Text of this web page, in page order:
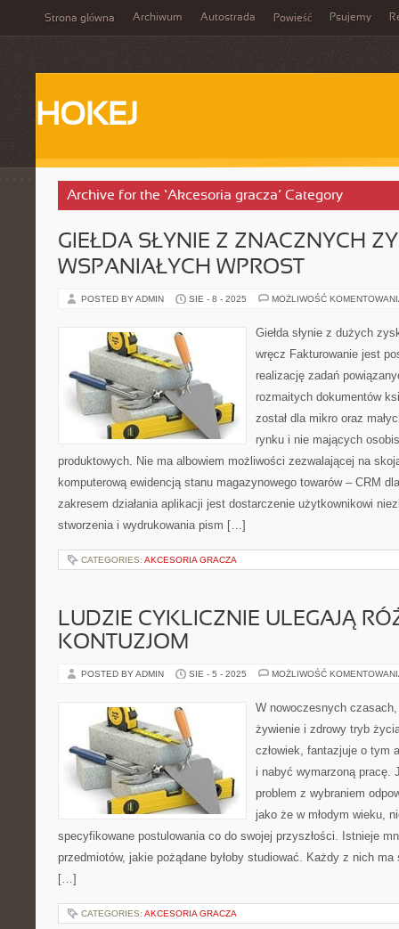
Strona główna Archiwum Autostrada Powieść Psujemy
HOKEJ
Archive for the ‘Akcesoria gracza’ Category
GIEŁDA SŁYNIE Z ZNACZNYCH
WSPANIAŁYCH WPROST
POSTED BY ADMIN SIE - 8 - 2025 MOŻLIWOŚĆ
Giełda słynie z dużych
wręcz Fakturowanie jest
realizację zadań
rozmaitych dokumentów
został dla mikro oraz
rynku i nie mających
produktowych. Nie ma albowiem możliwości zezwalającej na
komputerową ewidencją stanu magazynowego towarów – CRM
zakresem działania aplikacji jest dostarczenie użytkownikowi
stworzenia i wydrukowania pism […]
CATEGORIES: AKCESORIA GRACZA
LUDZIE CYKLICZNIE ULEGAJĄ
KONTUZJOM
POSTED BY ADMIN SIE - 5 - 2025 MOŻLIWOŚĆ
W nowoczesnych
żywienie i zdrowy tryb
człowiek, fantazjuje o tym
i nabyć wymarzoną pracę.
problem z wybraniem
jako że w młodym wieku,
specyfikowane postulowania co do swojej przyszłości. Istnieje
przedmiotów, jakie pożądane byłoby studiować. Każdy z nich
[…]
CATEGORIES: AKCESORIA GRACZA